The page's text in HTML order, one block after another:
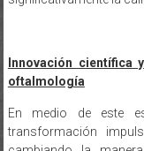
Innovación científica
oftalmología
En medio de este
transformación